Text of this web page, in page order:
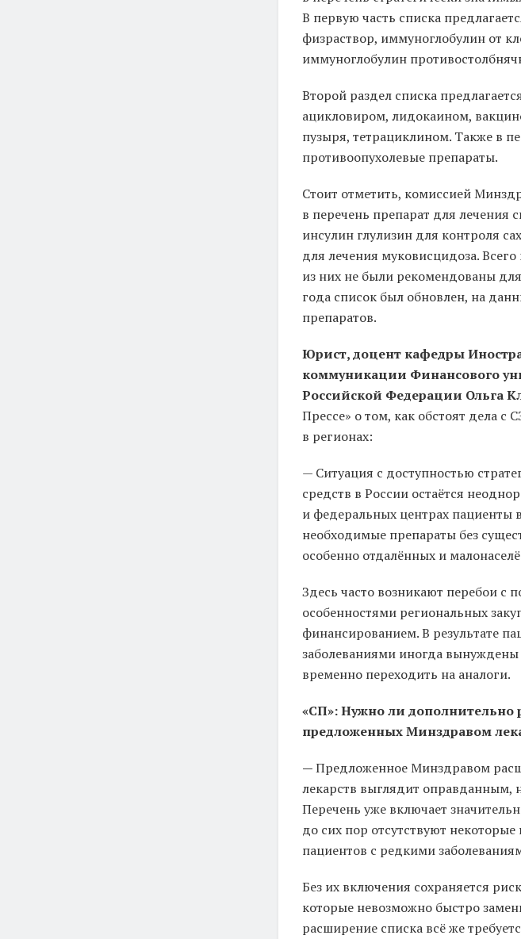
В первую часть списка
физраствор, иммуноглобулин от
иммуноглобулин
Второй раздел списка
ацикловиром, лидокаином,
пузыря, тетрациклином. Также в
противоопухолевые препараты.
Стоит отметить, комиссией
в перечень препарат для
инсулин глулизин для контроля
для лечения муковисцидоза.
из них не были рекомендованы
года список был обновлен, на
препаратов.
Юрист, доцент кафедры
коммуникации Финансового
Российской Федерации Ольга
Прессе» о том, как обстоят дела с
в регионах:
— Ситуация с доступностью
средств в России остаётся
и федеральных центрах пациенты
необходимые препараты без
особенно отдалённых и
Здесь часто возникают перебои с
особенностями региональных
финансированием. В результате
заболеваниями иногда вынуждены
временно переходить на аналоги.
«СП»: Нужно ли
предложенных Минздравом
—Предложенное Минздравом
лекарств выглядит оправданным,
Перечень уже включает
до сих пор отсутствуют
пациентов с редкими
Без их включения сохраняется
которые невозможно быстро
расширение списка всё же